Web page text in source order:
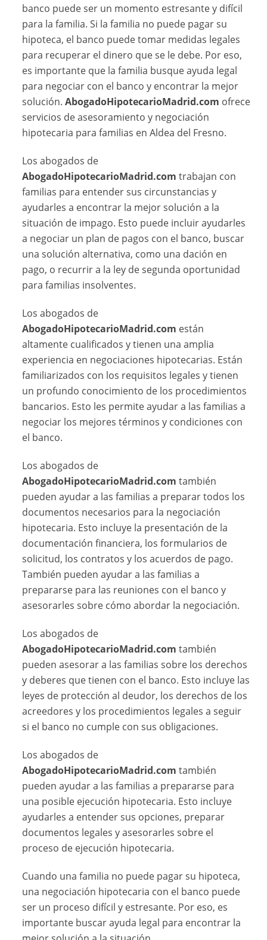
banco puede ser un momento estresante y difícil
para la familia. Si la familia no puede pagar su
hipoteca, el banco puede tomar medidas legales
para recuperar el dinero que se le debe. Por eso,
es importante que la familia busque ayuda legal
para negociar con el banco y encontrar la mejor
solución.AbogadoHipotecarioMadrid.com ofrece
servicios de asesoramiento y negociación
hipotecaria para familias en Aldea del Fresno.
Los abogados de
AbogadoHipotecarioMadrid.com trabajan con
familias para entender sus circunstancias y
ayudarles a encontrar la mejor solución a la
situación de impago. Esto puede incluir ayudarles
a negociar un plan de pagos con el banco, buscar
una solución alternativa, como una dación en
pago, o recurrir a la ley de segunda oportunidad
para familias insolventes.
Los abogados de
AbogadoHipotecarioMadrid.com están
altamente cualificados y tienen una amplia
experiencia en negociaciones hipotecarias. Están
familiarizados con los requisitos legales y tienen
un profundo conocimiento de los procedimientos
bancarios. Esto les permite ayudar a las familias a
negociar los mejores términos y condiciones con
el banco.
Los abogados de
AbogadoHipotecarioMadrid.com también
pueden ayudar a las familias a preparar todos los
documentos necesarios para la negociación
hipotecaria. Esto incluye la presentación de la
documentación financiera, los formularios de
solicitud, los contratos y los acuerdos de pago.
También pueden ayudar a las familias a
prepararse para las reuniones con el banco y
asesorarles sobre cómo abordar la negociación.
Los abogados de
AbogadoHipotecarioMadrid.com también
pueden asesorar a las familias sobre los derechos
y deberes que tienen con el banco. Esto incluye las
leyes de protección al deudor, los derechos de los
acreedores y los procedimientos legales a seguir
si el banco no cumple con sus obligaciones.
Los abogados de
AbogadoHipotecarioMadrid.com también
pueden ayudar a las familias a prepararse para
una posible ejecución hipotecaria. Esto incluye
ayudarles a entender sus opciones, preparar
documentos legales y asesorarles sobre el
proceso de ejecución hipotecaria.
Cuando una familia no puede pagar su hipoteca,
una negociación hipotecaria con el banco puede
ser un proceso difícil y estresante. Por eso, es
importante buscar ayuda legal para encontrar la